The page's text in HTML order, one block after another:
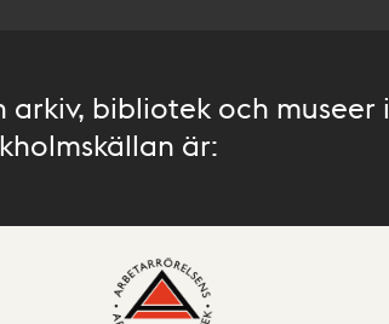
bibliotek och museer i
är: